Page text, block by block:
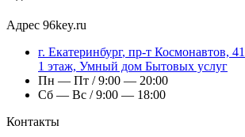
Адрес 96key.ru
г. Екатеринбург, пр-т Космонавтов, 41
1 этаж, Умный дом Бытовых услуг
Пн — Пт / 9:00 — 20:00
Сб — Вс / 9:00 — 18:00
Контакты